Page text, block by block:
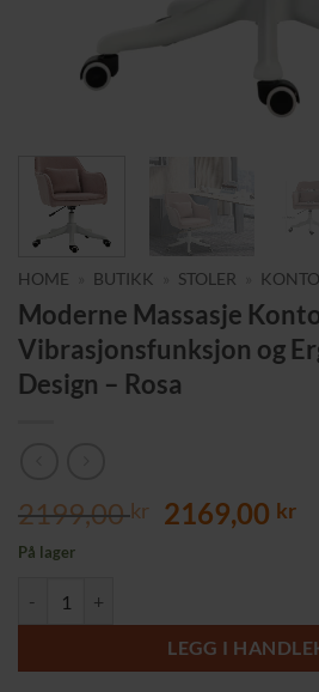
HOME BUTIKK STOLER
Moderne Massasje
Vibrasjonsfunksjon og
Design – Rosa
2199,00kr Opprinnelig
2169,00 kr
På lager
LEGG I